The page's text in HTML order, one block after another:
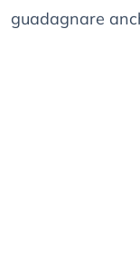
guadagnare